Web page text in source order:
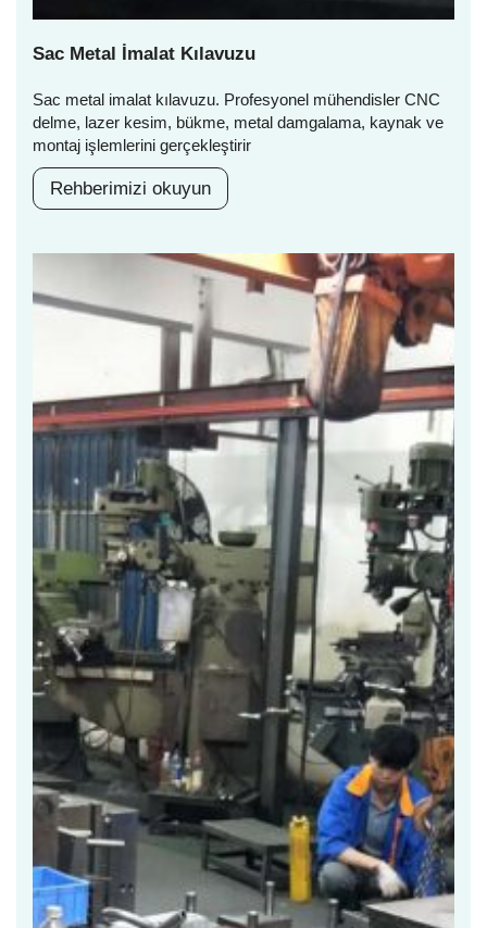
Sac Metal İmalat Kılavuzu
Sac metal imalat kılavuzu. Profesyonel mühendisler CNC
delme, lazer kesim, bükme, metal damgalama, kaynak ve
montaj işlemlerini gerçekleştirir
Rehberimizi okuyun